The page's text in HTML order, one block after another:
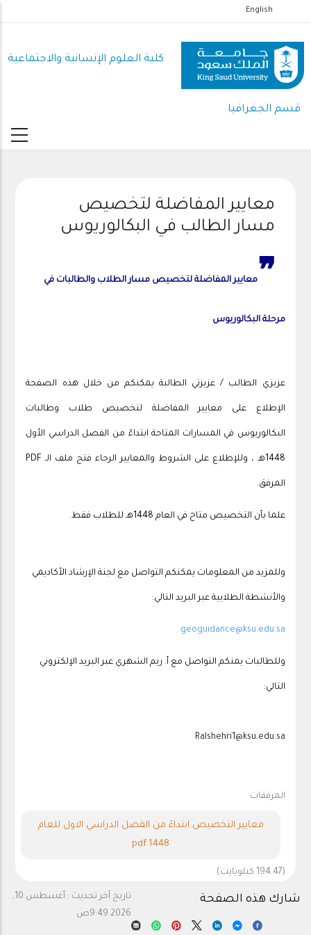
إلى
المحتوى
الرئيسي
English
كلية العلوم اﻹنسانية واﻻجتماعية
قسم الجغرافيا
معايير المفاضلة لتخصيص
مسار الطالب في البكالوريوس
❞معايير المفاضلة لتخصيص مسار الطلاب والطالبات في
مرحلة البكالوريوس
عزيزي الطالب / عزيزتي الطالبة يمكنكم من خلال هذه الصفحة
الإطلاع على معايير المفاضلة لتخصيص طلاب وطالبات
البكالوريوس في المسارات المتاحة ابتداءً من الفصل الدراسي الأول
1448هـ ، وللإطلاع على الشروط والمعايير الرجاء فتح ملف الـ PDF
المرفق.
علما بأن التخصيص متاح في العام 1448هـ للطلاب فقط.
وللمزيد من المعلومات يمكنكم التواصل مع لجنة الإرشاد الأكاديمي
والأنشطة الطلابية عبر البريد التالي:
geoguidance@ksu.edu.sa
وللطالبات يمنكم التواصل مع أ. ريم الشهري عبر البريد الإلكتروني
التالي:
Ralshehri1@ksu.edu.sa
المرفقات
معايير التخصيص ابتداءً من الفصل الدراسي الاول للعام
1448.pdf
(194.47 كيلوبايت)
تاريخ آخر تحديث :
أغسطس 10,
2026 9:49ص
شارك هذه الصفحة